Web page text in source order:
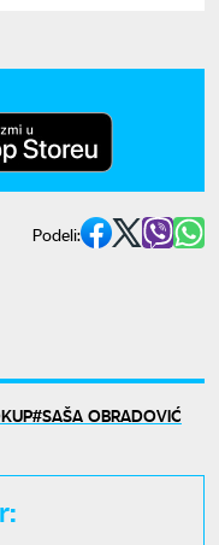
Podeli:
SAŠA OBRADOVIĆ